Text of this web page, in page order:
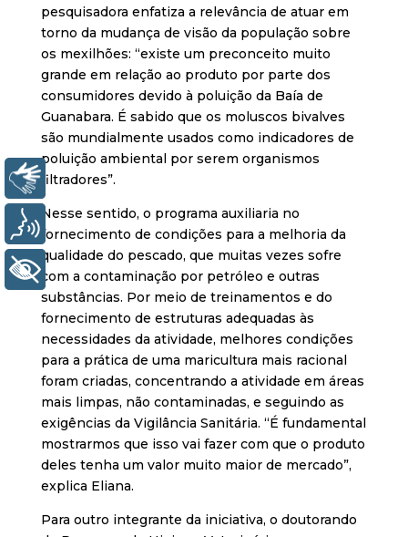
pesquisadora enfatiza a relevância de atuar em
torno da mudança de visão da população sobre
os mexilhões: “existe um preconceito muito
grande em relação ao produto por parte dos
consumidores devido à poluição da Baía de
Guanabara. É sabido que os moluscos bivalves
são mundialmente usados como indicadores de
poluição ambiental por serem organismos
filtradores”.
Nesse sentido, o programa auxiliaria no
fornecimento de condições para a melhoria da
qualidade do pescado, que muitas vezes sofre
com a contaminação por petróleo e outras
substâncias. Por meio de treinamentos e do
fornecimento de estruturas adequadas às
necessidades da atividade, melhores condições
para a prática de uma maricultura mais racional
foram criadas, concentrando a atividade em áreas
mais limpas, não contaminadas, e seguindo as
exigências da Vigilância Sanitária. “É fundamental
mostrarmos que isso vai fazer com que o produto
deles tenha um valor muito maior de mercado”,
explica Eliana.
Para outro integrante da iniciativa, o doutorando
Libras
+ Acessibilidade